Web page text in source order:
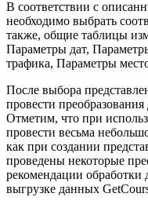
В соответствии с
необходимо выбрать
также, общие таблицы
Параметры дат,
трафика, Параметры
После выбора
провести
Отметим, что при
провести весьма
как при создании
проведены некоторые
рекомендации обработки
выгрузке данных